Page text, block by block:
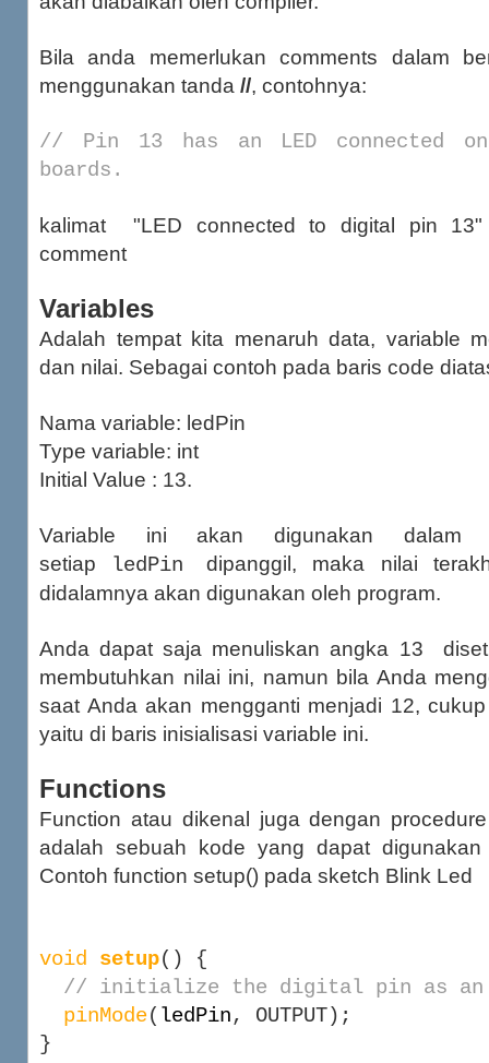
Bila anda memerlukan comments dalam
menggunakan tanda //, contohnya:
// Pin 13 has an LED connected
boards.
kalimat "LED connected to digital pin
comment
Variables
Adalah tempat kita menaruh data, variable
dan nilai. Sebagai contoh pada baris code
Nama variable: ledPin
Type variable: int
Initial Value : 13.
Variable ini akan digunakan dalam
setiap ledPin dipanggil, maka nilai
didalamnya akan digunakan oleh program.
Anda dapat saja menuliskan angka 13
membutuhkan nilai ini, namun bila Anda
saat Anda akan mengganti menjadi 12,
yaitu di baris inisialisasi variable ini.
Functions
Function atau dikenal juga dengan
adalah sebuah kode yang dapat digunakan
Contoh function setup() pada sketch Blink Led
void setup() {
// initialize the digital pin as an
pinMode( ledPin, OUTPUT);
}